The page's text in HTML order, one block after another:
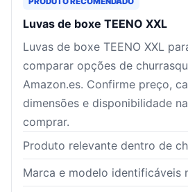
Luvas de boxe TEENO XXL
Luvas de boxe TEENO XXL
comparar opções de
Amazon.es. Confirme preço,
dimensões e disponibilidade
comprar.
Produto relevante dentro de
Marca e modelo identificáveis